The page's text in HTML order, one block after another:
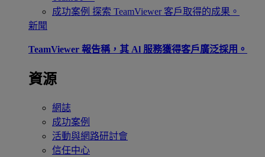
成功案例 探索 TeamViewer 客戶取得的成果。
新聞
TeamViewer 報告稱，其 Al 服務獲得客戶廣泛採用。
資源
網誌
成功案例
活動與網路研討會
信任中心